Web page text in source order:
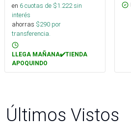
en 6cuotas de $1.222sin
interés
ahorras $290 por
transferencia.
LLEGA MAÑANA✔️TIENDA
APOQUINDO
Últimos Vistos